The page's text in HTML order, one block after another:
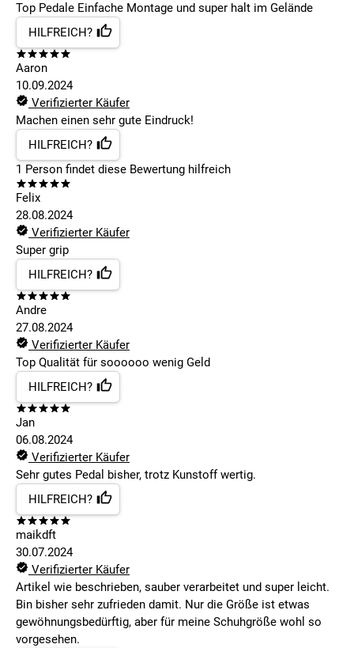
Top Pedale Einfache Montage und super halt im Gelände
HILFREICH?
Aaron
10.09.2024
Verifizierter Käufer
Machen einen sehr gute Eindruck!
HILFREICH?
1 Person findet diese Bewertung hilfreich
Felix
28.08.2024
Verifizierter Käufer
Super grip
HILFREICH?
Andre
27.08.2024
Verifizierter Käufer
Top Qualität für soooooo wenig Geld
HILFREICH?
Jan
06.08.2024
Verifizierter Käufer
Sehr gutes Pedal bisher, trotz Kunstoff wertig.
HILFREICH?
maikdft
30.07.2024
Verifizierter Käufer
Artikel wie beschrieben, sauber verarbeitet und super leicht.
Bin bisher sehr zufrieden damit. Nur die Größe ist etwas
gewöhnungsbedürftig, aber für meine Schuhgröße wohl so
vorgesehen.